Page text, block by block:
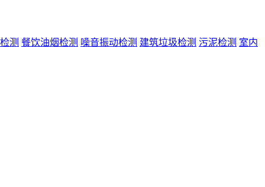
测 餐饮油烟检测 噪音振动检测 建筑垃圾检测 污泥检测 室内